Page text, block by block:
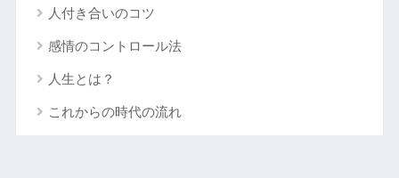
人付き合いのコツ
感情のコントロール法
人生とは？
これからの時代の流れ